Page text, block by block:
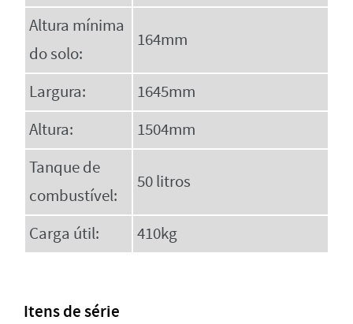
Altura mínima
do solo:
164mm
Largura:
1645mm
Altura:
1504mm
Tanque de
combustível:
50 litros
Carga útil: 410kg
Itens de série